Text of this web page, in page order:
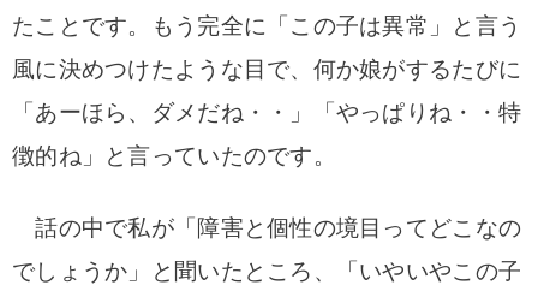
たことです。もう完全に「この子は異常」と言う
風に決めつけたような目で、何か娘がするたびに
「あーほら、ダメだね・・」「やっぱりね・・特
徴的ね」と言っていたのです。
話の中で私が「障害と個性の境目ってどこなの
でしょうか」と聞いたところ、「いやいやこの子